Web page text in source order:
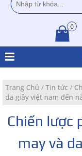
0
Trang Chủ / Tin tức /
da giầy việt nam đến
Chiến lược
may và